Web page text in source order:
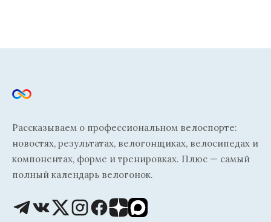
Рассказываем о профессиональном велоспорте:
новостях, результатах, велогонщиках, велосипедах и
компонентах, форме и тренировках. Плюс — самый
полный календарь велогонок.